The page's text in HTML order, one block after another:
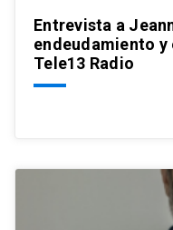
Entrevista a
endeudamiento
Tele13 Radio